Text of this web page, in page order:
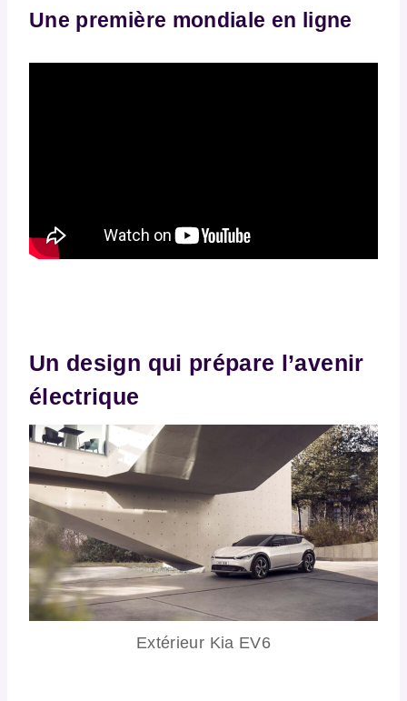
Une première mondiale en ligne
Un design qui prépare l’avenir
électrique
Extérieur Kia EV6